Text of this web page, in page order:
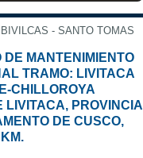
- SANTO TOMAS
MANTENIMIENTO
TRAMO: LIVITACA
CHILLOROYA
LIVITACA, PROVINCIA
DE CUSCO,